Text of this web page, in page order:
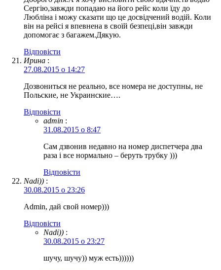
Сергію,завжди попадаю на його рейс коли їду до
Любліна і можу сказати що це досвідчений водій. Коли
він на рейсі я впевнена в своїй безпеці,він завжди
допомогає з багажем.Дякую.
Відповіcти
Ирина :
27.08.2015 о 14:27
Дозвониться не реально, все номера не доступны, не
Польские, не Украинские….
Відповіcти
admin :
31.08.2015 о 8:47
Сам дзвонив недавно на номер диспетчера два
раза і все нормально – беруть трубку )))
Відповіcти
Nadi)) :
30.08.2015 о 23:26
Admin, дай свой номер)))
Відповіcти
Nadi)) :
30.08.2015 о 23:27
шучу, шучу)) муж есть))))))